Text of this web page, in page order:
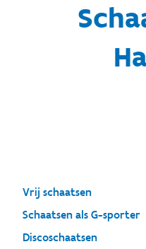
Vrij schaatsen
Schaatsen als G-sporter
Discoschaatsen